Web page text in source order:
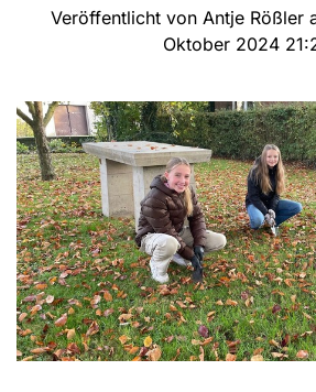
Veröffentlicht von Antje Rößler
Oktober 2024